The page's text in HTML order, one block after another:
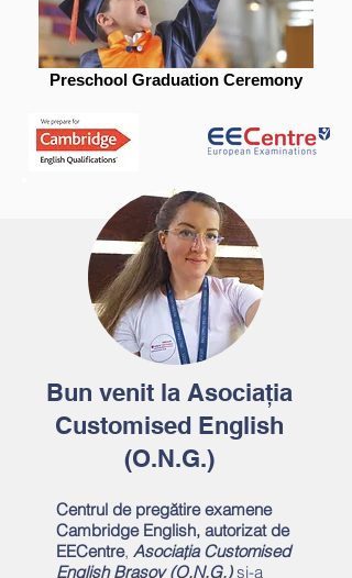
Preschool Graduation Ceremony
Bun venit la Asociația
Customised English
(O.N.G.)
Centrul de pregătire examene
Cambridge English, autorizat de
EECentre, Asociația Customised
English Brașov (O.N.G.) și-a